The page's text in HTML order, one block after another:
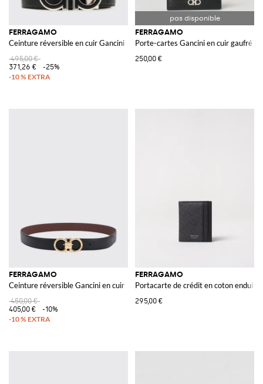
FERRAGAMO
Ceinture réversible en cuir Gancini
495,00 €
371,26 €
-25%
FERRAGAMO
Porte-cartes Gancini en cuir gaufré
250,00 €
FERRAGAMO
Ceinture réversible Gancini en cuir
450,00 €
405,00 €
-10%
FERRAGAMO
Portacarte de crédit en coton enduit
295,00 €